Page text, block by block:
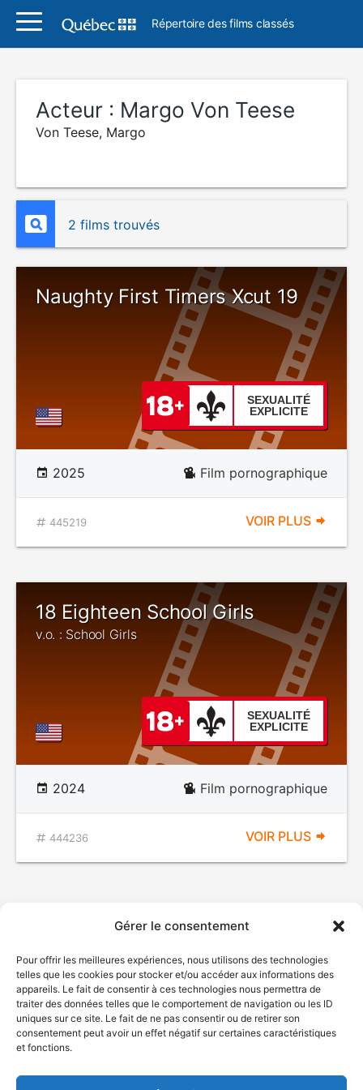
Gérer le consentement
Pour offrir les meilleures expériences, nous utilisons des technologies
telles que les cookies pour stocker et/ou accéder aux informations des
appareils. Le fait de consentir à ces technologies nous permettra de
traiter des données telles que le comportement de navigation ou les ID
uniques sur ce site. Le fait de ne pas consentir ou de retirer son
consentement peut avoir un effet négatif sur certaines caractéristiques
et fonctions.
Répertoire des films classés
Acteur : Margo Von Teese
Von Teese, Margo
2 films trouvés
Naughty First Timers Xcut 19
SEXUALITÉ
EXPLICITE
2025 Film pornographique
445219 VOIR PLUS
18 Eighteen School Girls
v.o. : School Girls
SEXUALITÉ
EXPLICITE
2024 Film pornographique
444236 VOIR PLUS
© Gouvernement du Québec, 2026
Plan du site